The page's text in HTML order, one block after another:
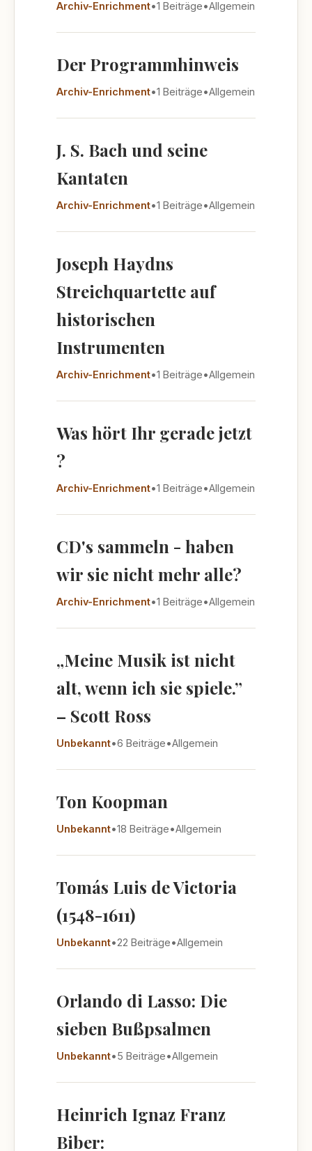
Archiv-Enrichment•1 Beiträge•Allgemein
Der Programmhinweis
Archiv-Enrichment•1 Beiträge•Allgemein
J. S. Bach und seine
Kantaten
Archiv-Enrichment•1 Beiträge•Allgemein
Joseph Haydns
Streichquartette auf
historischen
Instrumenten
Archiv-Enrichment•1 Beiträge•Allgemein
Was hört Ihr gerade jetzt
?
Archiv-Enrichment•1 Beiträge•Allgemein
CD's sammeln - haben
wir sie nicht mehr alle?
Archiv-Enrichment•1 Beiträge•Allgemein
„Meine Musik ist nicht
alt, wenn ich sie spiele.”
– Scott Ross
Unbekannt•6 Beiträge•Allgemein
Ton Koopman
Unbekannt•18 Beiträge•Allgemein
Tomás Luis de Victoria
(1548-1611)
Unbekannt•22 Beiträge•Allgemein
Orlando di Lasso: Die
sieben Bußpsalmen
Unbekannt•5 Beiträge•Allgemein
Heinrich Ignaz Franz
Biber: